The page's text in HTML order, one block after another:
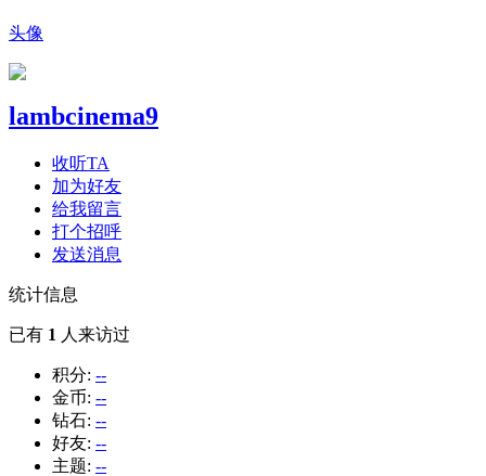
头像
lambcinema9
收听TA
加为好友
给我留言
打个招呼
发送消息
统计信息
已有 1 人来访过
积分: --
金币: --
钻石: --
好友: --
主题: --